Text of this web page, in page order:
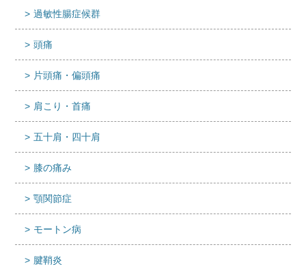
過敏性腸症候群
頭痛
片頭痛・偏頭痛
肩こり・首痛
五十肩・四十肩
膝の痛み
顎関節症
モートン病
腱鞘炎